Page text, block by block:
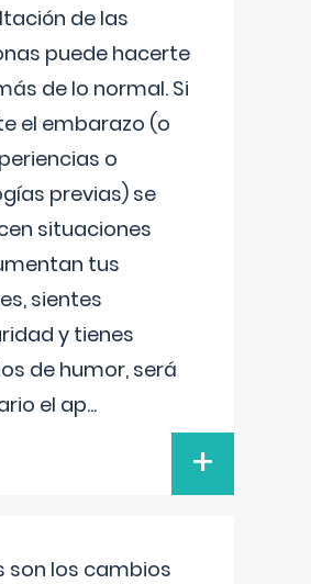
de las
puede hacerte
de lo normal. Si
el embarazo (o
o
previas) se
situaciones
tus
sientes
y tienes
de humor, será
el ap...
+
son los cambios